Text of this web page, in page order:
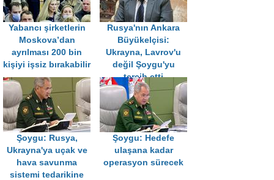
Yabancı şirketlerin
Moskova’dan
ayrılması 200 bin
kişiyi işsiz bırakabilir
Rusya'nın Ankara
Büyükelçisi:
Ukrayna, Lavrov'u
değil Şoygu'yu
tercih etti
Şoygu: Rusya,
Ukrayna'ya uçak ve
hava savunma
sistemi tedarikine
Şoygu: Hedefe
ulaşana kadar
operasyon sürecek